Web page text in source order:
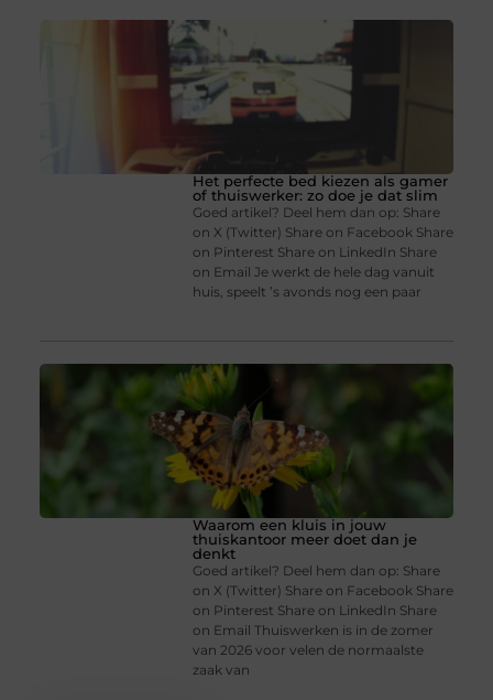
Het perfecte bed kiezen als gamer
of thuiswerker: zo doe je dat slim
Goed artikel? Deel hem dan op: Share
on X (Twitter) Share on Facebook Share
on Pinterest Share on LinkedIn Share
on Email Je werkt de hele dag vanuit
huis, speelt ’s avonds nog een paar
Waarom een kluis in jouw
thuiskantoor meer doet dan je
denkt
Goed artikel? Deel hem dan op: Share
on X (Twitter) Share on Facebook Share
on Pinterest Share on LinkedIn Share
on Email Thuiswerken is in de zomer
van 2026 voor velen de normaalste
zaak van